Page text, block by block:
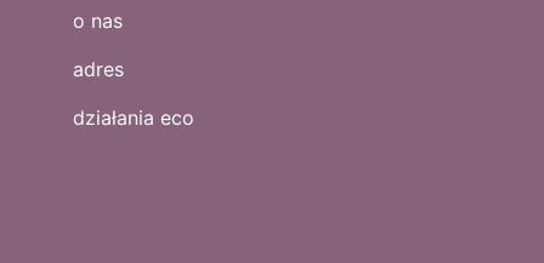
o nas
adres
działania eco